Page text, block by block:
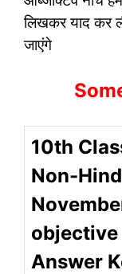
लिखकर याद कर
जाएंगे
10th
Non-
objective
Answer